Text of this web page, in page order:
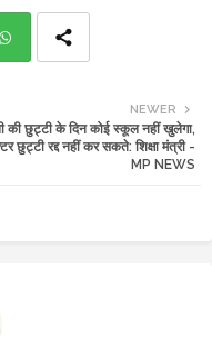
NEWER
की छुट्टी के दिन कोई स्कूल नहीं खुलेगा,
छुट्टी रद्द नहीं कर सकते: शिक्षा मंत्री -
MP NEWS